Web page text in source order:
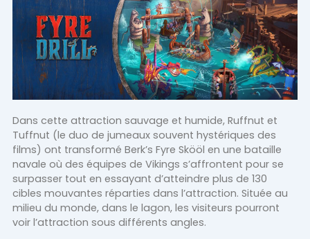
Dans cette attraction sauvage et humide, Ruffnut et
Tuffnut (le duo de jumeaux souvent hystériques des
films) ont transformé Berk’s Fyre Skööl en une bataille
navale où des équipes de Vikings s’affrontent pour se
surpasser tout en essayant d’atteindre plus de 130
cibles mouvantes réparties dans l’attraction. Située au
milieu du monde, dans le lagon, les visiteurs pourront
voir l’attraction sous différents angles.